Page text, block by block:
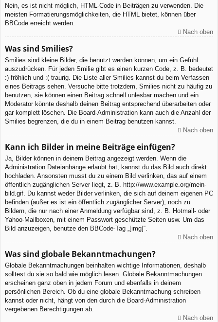
Nein, es ist nicht möglich, HTML-Code in Beiträgen zu verwenden. Die
meisten Formatierungsmöglichkeiten, die HTML bietet, können über
BBCode erreicht werden.
Nach oben
Was sind Smilies?
Smilies sind kleine Bilder, die benutzt werden können, um ein Gefühl
auszudrücken. Für jeden Smilie gibt es einen kurzen Code, z. B. bedeutet
:) fröhlich und :( traurig. Die Liste aller Smilies kannst du beim Verfassen
eines Beitrags sehen. Versuche bitte trotzdem, Smilies nicht zu häufig zu
benutzen, sie können einen Beitrag schnell unlesbar machen und ein
Moderator könnte deshalb deinen Beitrag entsprechend überarbeiten oder
gar komplett löschen. Die Board-Administration kann auch die Anzahl der
Smilies begrenzen, die du in einem Beitrag benutzen kannst.
Nach oben
Kann ich Bilder in meine Beiträge einfügen?
Ja, Bilder können in deinem Beitrag angezeigt werden. Wenn die
Administration Dateianhänge erlaubt hat, kannst du das Bild auch direkt
hochladen. Ansonsten musst du zu einem Bild verlinken, das auf einem
öffentlich zugänglichen Server liegt, z. B. http://www.example.org/mein-
bild.gif. Du kannst weder Bilder verlinken, die sich auf deinem eigenen PC
befinden (außer es ist ein öffentlich zugänglicher Server), noch zu
Bildern, die nur nach einer Anmeldung verfügbar sind, z. B. Hotmail- oder
Yahoo-Mailboxen, mit einem Passwort geschützte Seiten usw. Um das
Bild anzuzeigen, benutze den BBCode-Tag „[img]“.
Nach oben
Was sind globale Bekanntmachungen?
Globale Bekanntmachungen beinhalten wichtige Informationen, deshalb
solltest du sie so bald wie möglich lesen. Globale Bekanntmachungen
erscheinen ganz oben in jedem Forum und ebenfalls in deinem
persönlichen Bereich. Ob du eine globale Bekanntmachung schreiben
kannst oder nicht, hängt von den durch die Board-Administration
vergebenen Berechtigungen ab.
Nach oben